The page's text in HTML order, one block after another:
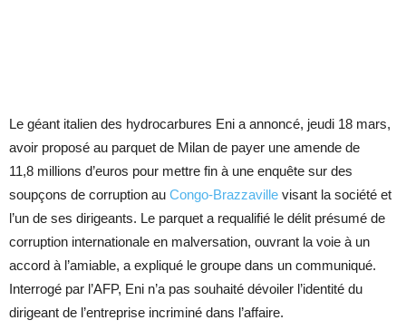
Le géant italien des hydrocarbures Eni a annoncé, jeudi 18 mars,
avoir proposé au parquet de Milan de payer une amende de
11,8 millions d’euros pour mettre fin à une enquête sur des
soupçons de corruption au Congo-Brazzaville visant la société et
l’un de ses dirigeants. Le parquet a requalifié le délit présumé de
corruption internationale en malversation, ouvrant la voie à un
accord à l’amiable, a expliqué le groupe dans un communiqué.
Interrogé par l’AFP, Eni n’a pas souhaité dévoiler l’identité du
dirigeant de l’entreprise incriminé dans l’affaire.